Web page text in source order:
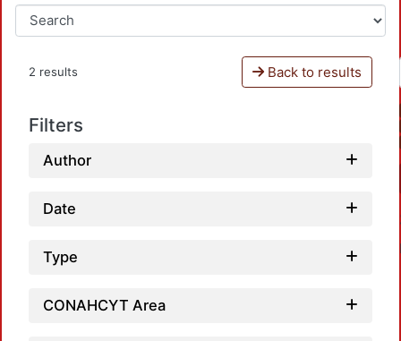
2 results Back to results
Filters
Author
Date
Type
CONAHCYT Area